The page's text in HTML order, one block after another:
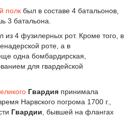
полк был в составе 4 батальонов,
3 батальона.
из 4 фузилерных рот. Кроме того, в
роте, а в
одна бомбардирская,
для гвардейской
Гвардия принимала
Нарвского погрома 1700 г.,
Гвардии , бывшей на флангах